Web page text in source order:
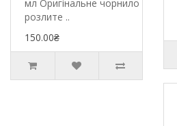
мл Оригінальне чорнило InkTec
розлите ..
150.00₴